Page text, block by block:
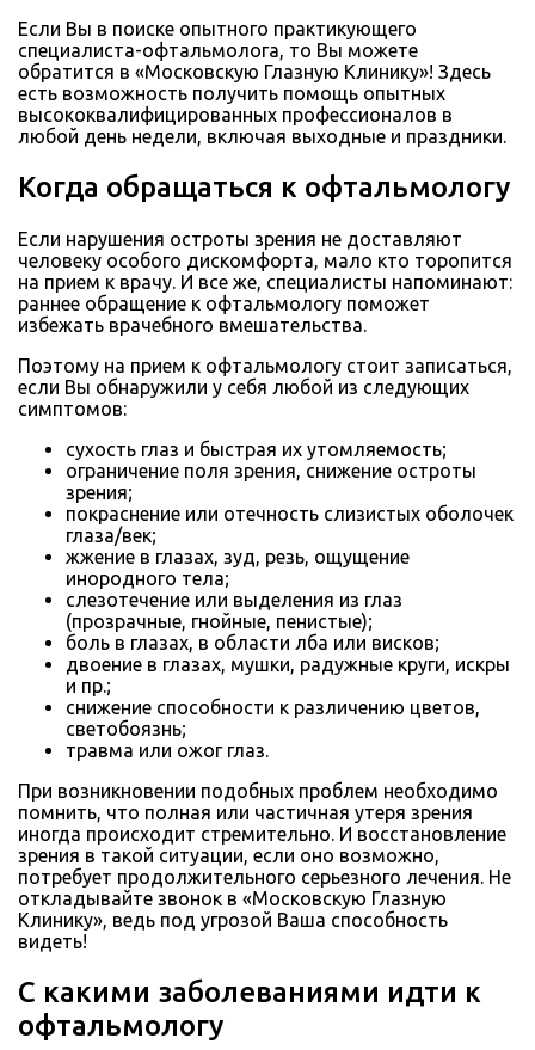
Если Вы в поиске опытного практикующего
специалиста-офтальмолога, то Вы можете
обратится в «Московскую Глазную Клинику»! Здесь
есть возможность получить помощь опытных
высококвалифицированных профессионалов в
любой день недели, включая выходные и праздники.
Когда обращаться к офтальмологу
Если нарушения остроты зрения не доставляют
человеку особого дискомфорта, мало кто торопится
на прием к врачу. И все же, специалисты напоминают:
раннее обращение к офтальмологу поможет
избежать врачебного вмешательства.
Поэтому на прием к офтальмологу стоит записаться,
если Вы обнаружили у себя любой из следующих
симптомов:
сухость глаз и быстрая их утомляемость;
ограничение поля зрения, снижение остроты
зрения;
покраснение или отечность слизистых оболочек
глаза/век;
жжение в глазах, зуд, резь, ощущение
инородного тела;
слезотечение или выделения из глаз
(прозрачные, гнойные, пенистые);
боль в глазах, в области лба или висков;
двоение в глазах, мушки, радужные круги, искры
и пр.;
снижение способности к различению цветов,
светобоязнь;
травма или ожог глаз.
При возникновении подобных проблем необходимо
помнить, что полная или частичная утеря зрения
иногда происходит стремительно. И восстановление
зрения в такой ситуации, если оно возможно,
потребует продолжительного серьезного лечения. Не
откладывайте звонок в «Московскую Глазную
Клинику», ведь под угрозой Ваша способность
видеть!
С какими заболеваниями идти к
офтальмологу